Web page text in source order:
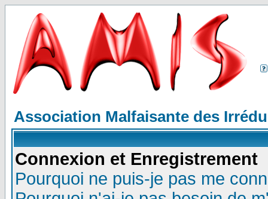
Association Malfaisante des
Connexion et Enregistrement
Pourquoi ne puis-je pas me